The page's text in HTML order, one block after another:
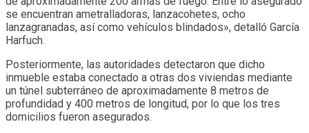
se encuentran ametralladoras, lanzacohetes, ocho
lanzagranadas, así como vehículos blindados», detalló García
Harfuch.
Posteriormente, las autoridades detectaron que dicho
inmueble estaba conectado a otras dos viviendas mediante
un túnel subterráneo de aproximadamente 8 metros de
profundidad y 400 metros de longitud, por lo que los tres
domicilios fueron asegurados.